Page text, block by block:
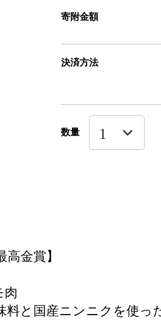
寄附金額
決済方法
数量
金賞】
肉
と国産ニンニクを使っ